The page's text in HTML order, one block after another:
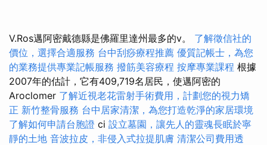
V.Ros邁阿密戴德縣是佛羅里達州最多的v。 了解徵信社的
價位，選擇合適服務 台中刮痧療程推薦 優質記帳士，為您
的業務提供專業記帳服務 撥筋美容療程 按摩專業課程 根據
2007年的估計，它有409,719名居民，使邁阿密的
Aroclomer 了解近視老花雷射手術費用，計劃您的視力矯
正 新竹整骨服務 台中居家清潔，為您打造乾淨的家居環境
了解如何申請台胞證 ci 設立墓園，讓先人的靈魂長眠於寧
靜的土地 音波拉皮，非侵入式拉提肌膚 清潔公司費用透